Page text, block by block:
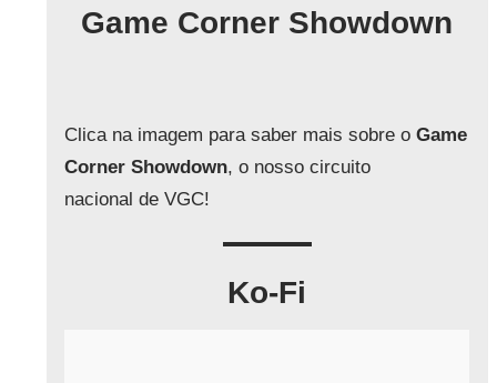
Game Corner Showdown
Clica na imagem para saber mais sobre oGame
Corner Showdown, o nosso circuito
nacional de VGC!
Ko-Fi